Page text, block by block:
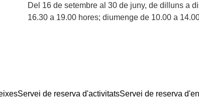
Del 16 de setembre al 30 de juny, de dilluns a
16.30 a 19.00 hores; diumenge de 10.00 a
Servei de reserva d'activitatsServei de reserva